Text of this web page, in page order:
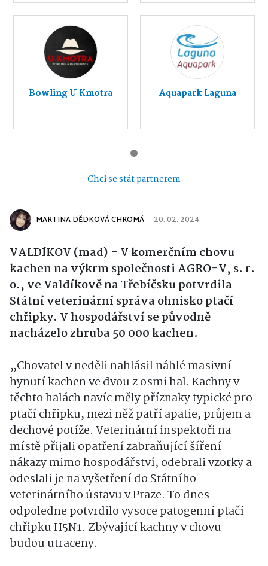
Bowling U Kmotra Aquapark Laguna
Chci se stát partnerem
MARTINA DĚDKOVÁ CHROMÁ 20. 02. 2024
VALDÍKOV (mad) - V komerčním chovu
kachen na výkrm společnosti AGRO-V, s. r.
o., ve Valdíkově na Třebíčsku potvrdila
Státní veterinární správa ohnisko ptačí
chřipky. V hospodářství se původně
nacházelo zhruba 50 000 kachen.
„Chovatel v neděli nahlásil náhlé masivní
hynutí kachen ve dvou z osmi hal. Kachny v
těchto halách navíc měly příznaky typické pro
ptačí chřipku, mezi něž patří apatie, průjem a
dechové potíže. Veterinární inspektoři na
místě přijali opatření zabraňující šíření
nákazy mimo hospodářství, odebrali vzorky a
odeslali je na vyšetření do Státního
veterinárního ústavu v Praze. To dnes
odpoledne potvrdilo vysoce patogenní ptačí
chřipku H5N1. Zbývající kachny v chovu
budou utraceny.